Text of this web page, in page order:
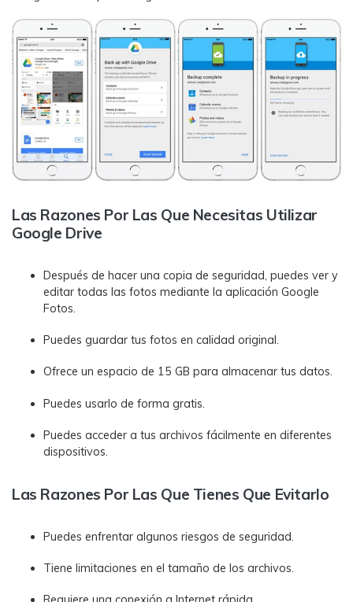
Las Razones Por Las Que Necesitas Utilizar
Google Drive
Después de hacer una copia de seguridad, puedes ver y
editar todas las fotos mediante la aplicación Google
Fotos.
Puedes guardar tus fotos en calidad original.
Ofrece un espacio de 15 GB para almacenar tus datos.
Puedes usarlo de forma gratis.
Puedes acceder a tus archivos fácilmente en diferentes
dispositivos.
Las Razones Por Las Que Tienes Que Evitarlo
Puedes enfrentar algunos riesgos de seguridad.
Tiene limitaciones en el tamaño de los archivos.